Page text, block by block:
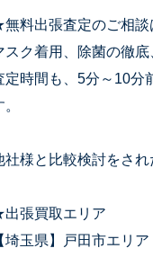
料出張査定のご相談
スク着用、除菌の徹
定時間も、5分～10分
社様と比較検討をさ
張買取エリア
埼玉県】戸田市エリア